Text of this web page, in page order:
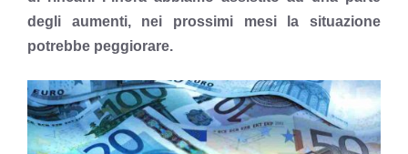
degli aumenti, nei prossimi mesi la situazione
potrebbe peggiorare.